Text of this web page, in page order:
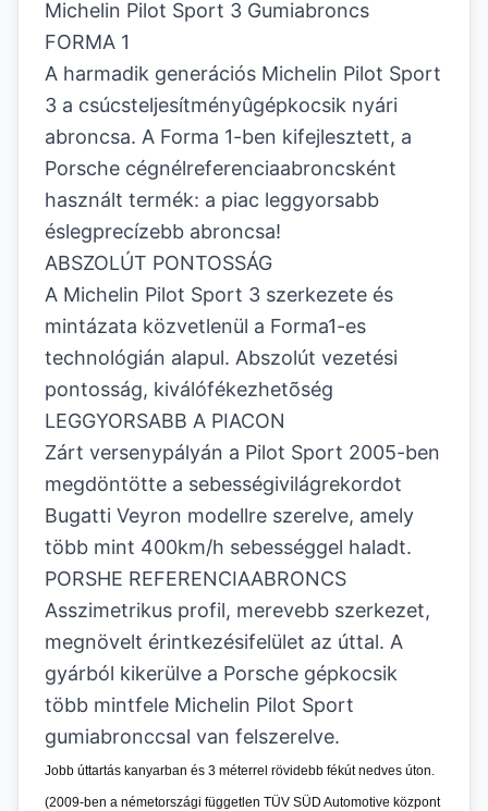
Michelin Pilot Sport 3 Gumiabroncs
FORMA 1
A harmadik generációs Michelin Pilot Sport
3 a csúcsteljesítményûgépkocsik nyári
abroncsa. A Forma 1-ben kifejlesztett, a
Porsche cégnélreferenciaabroncsként
használt termék: a piac leggyorsabb
éslegprecízebb abroncsa!
ABSZOLÚT PONTOSSÁG
A Michelin Pilot Sport 3 szerkezete és
mintázata közvetlenül a Forma1-es
technológián alapul. Abszolút vezetési
pontosság, kiválófékezhetõség
LEGGYORSABB A PIACON
Zárt versenypályán a Pilot Sport 2005-ben
megdöntötte a sebességivilágrekordot
Bugatti Veyron modellre szerelve, amely
több mint 400km/h sebességgel haladt.
PORSHE REFERENCIAABRONCS
Asszimetrikus profil, merevebb szerkezet,
megnövelt érintkezésifelület az úttal. A
gyárból kikerülve a Porsche gépkocsik
több mintfele Michelin Pilot Sport
gumiabronccsal van felszerelve.
Jobb úttartás kanyarban és 3 méterrel rövidebb fékút nedves úton.
(2009-ben a németországi független TÜV SÜD Automotive központ